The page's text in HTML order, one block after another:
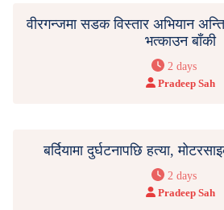
वीरगन्जमा सडक विस्तार अभियान
भत्काउन बाँकी
2 days
Pradeep Sah
बर्दियामा दुर्घटनापछि हत्या,
2 days
Pradeep Sah